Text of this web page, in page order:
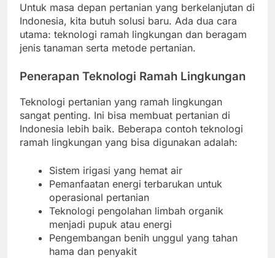
Untuk masa depan pertanian yang berkelanjutan di
Indonesia, kita butuh solusi baru. Ada dua cara
utama: teknologi ramah lingkungan dan beragam
jenis tanaman serta metode pertanian.
Penerapan Teknologi Ramah Lingkungan
Teknologi pertanian yang ramah lingkungan
sangat penting. Ini bisa membuat pertanian di
Indonesia lebih baik. Beberapa contoh teknologi
ramah lingkungan yang bisa digunakan adalah:
Sistem irigasi yang hemat air
Pemanfaatan energi terbarukan untuk
operasional pertanian
Teknologi pengolahan limbah organik
menjadi pupuk atau energi
Pengembangan benih unggul yang tahan
hama dan penyakit